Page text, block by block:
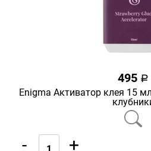
495 a
Enigma Активатор клея 15
- +